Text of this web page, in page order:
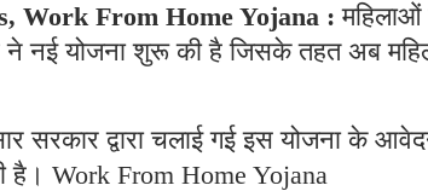
Work From Home Yojana :
ने नई योजना शुरू की है जिसके तहत अब
सरकार द्वारा चलाई गई इस योजना के
Work From Home Yojana